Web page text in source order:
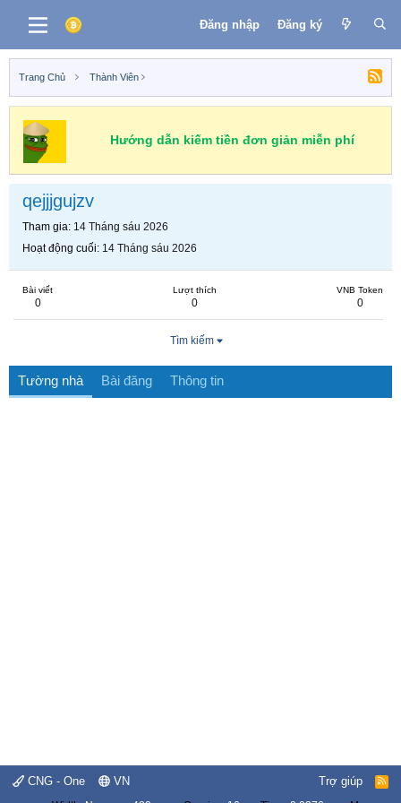
Đăng nhập Đăng ký
Trang Chủ Thành Viên
Hướng dẫn kiếm tiền đơn giản miễn phí
qejjjgujzv
Tham gia 14 Tháng sáu 2026
Hoạt động cuối 14 Tháng sáu 2026
Bài viết
0
Lượt thích
0
VNB Token
0
Tìm kiếm
Tường nhà Bài đăng Thông tin
CNG - One VN Trợ giúp
R